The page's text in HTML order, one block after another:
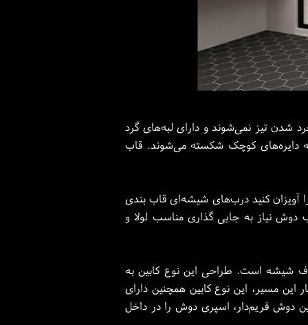
تیز نمی‌شوند و دارای لبه‌های گرد
دایره‌های کوچک شکسته می‌شوند. قاب
آویزان کنید درب‌های شیشه‌ای قاب بندی
نیاز به جایی گذاری مناسب لولا و
شیشه است. طراحی این نوع کابین به
مسیر، این نوع کابین همچنین دارای
دوش فریم‌دار، اسپری دوش را در داخل